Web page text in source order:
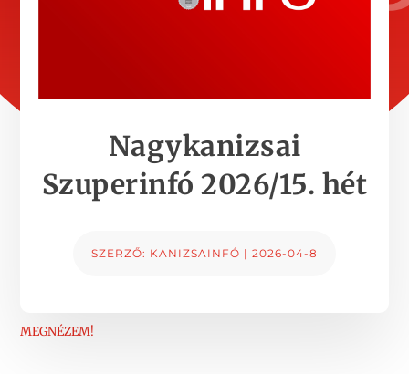
Nagykanizsai
Szuperinfó 2026/15. hét
SZERZŐ: KANIZSAINFÓ | 2026-04-8
MEGNÉZEM!